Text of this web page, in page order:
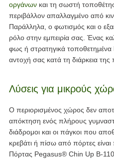
οργάνωνκαι τη σωστή
περιβάλλον απαλλαγμένο από
Παράλληλα, ο φωτισμός και ο
ρόλο στην εμπειρία σας. Ένας
φως ή στρατηγικά τοποθετημένα
αντοχή σας κατά τη διάρκεια
Λύσεις για μικρούς
Ο περιορισμένος χώρος δεν
απόκτηση ενός πλήρους
διάδρομοι και οι πάγκοι που
κρεβάτι ή πίσω από πόρτες
Πόρτας Pegasus® Chin Up Β-